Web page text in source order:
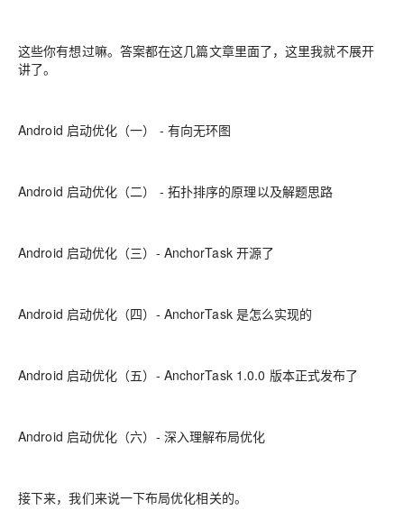
这些你有想过嘛。答案都在这几篇文章里面了，这里我就不展开
讲了。
Android 启动优化（一） - 有向无环图
Android 启动优化（二） - 拓扑排序的原理以及解题思路
Android 启动优化（三）- AnchorTask 开源了
Android 启动优化（四）- AnchorTask 是怎么实现的
Android 启动优化（五）- AnchorTask 1.0.0 版本正式发布了
Android 启动优化（六）- 深入理解布局优化
接下来，我们来说一下布局优化相关的。